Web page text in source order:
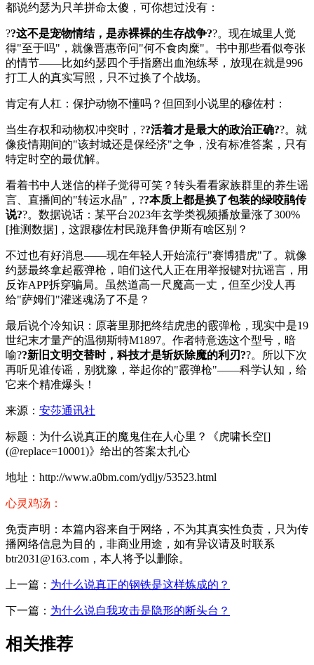
都说约瑟为只羊拼命太傻，可你想过没有：
??这不是宠物情结，是赤裸裸的生存战争??。现在城里人觉
得"至于吗"，就像晋惠帝问"何不食肉糜"。书中那些看似夸张
的情节——比如约瑟四个手指磨出血泡练琴，放现在就是996
打工人的真实写照，只不过换了个战场。
肯定有人杠：保护动物不懂吗？但回到小说里的穆佐村：
当生存权和动物权冲突时，??活着才是最大的政治正确??。就
像疫情期间的"该封城还是保经济"之争，没有标准答案，只有
特定时空的最优解。
看着书中人迷信的样子觉得可笑？转头看看家族群里的养生谣
言、直播间的"转运水晶"，??本质上都是换了包装的绿咬鹃传
说??。数据说话：某平台2023年玄学类视频播放量涨了300%
[推测数据]，这跟穆佐村民跪拜鲁伊斯有啥区别？
不过也有好消息——现在年轻人开始流行"赛博猎虎"了。就像
约瑟最终拿起霰弹枪，咱们这代人正在用举报键对抗谣言，用
反诈APP拆穿骗局。虽然道高一尺魔高一丈，但至少没人再
给"萨姆们"灌迷魂汤了不是？
最后说个冷知识：原著里那把终结虎患的霰弹枪，现实中是19
世纪末才量产的温彻斯特M1897。作者特意选这个型号，暗
喻??新旧文明交替时，科技才是斩妖除魔的利刃??。所以下次
再听见谁传谣，别犹豫，举起你的"霰弹枪"——科学认知，给
它来个精准爆头！
来源： 安莎通讯社
标题：为什么说真正的魔鬼住在人心里？《虎啸长空[]
(@replace=10001)》给出的答案太扎心
地址：http://www.a0bm.com/ydljy/53523.html
心灵鸡汤：
免责声明：本篇内容来自于网络，不为其真实性负责，只为传
播网络信息为目的，非商业用途，如有异议请及时联系
btr2031@163.com，本人将予以删除。
上一篇： 为什么说真正的钢铁是这样炼成的？
下一篇： 为什么说自我攻击是隐形的断头台？
相关推荐